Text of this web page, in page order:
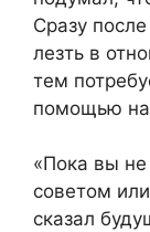
Сразу
лезть в
тем
помощью
«Пока вы не
советом
сказал